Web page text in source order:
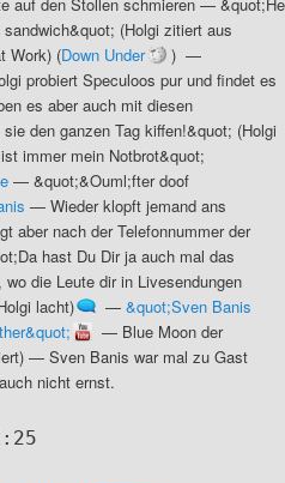
(Holgi zitiert aus
Work) (Down Under
) —
probiert Speculoos pur und findet es
es aber auch mit diesen
den ganzen Tag kiffen!&quot; (Holgi
immer mein Notbrot&quot;
— &quot;&Ouml;fter doof
— Wieder klopft jemand ans
aber nach der Telefonnummer der
hast Du Dir ja auch mal das
die Leute dir in Livesendungen
lacht)
— &quot;Sven Banis
— Blue Moon der
— Sven Banis war mal zu Gast
nicht ernst.